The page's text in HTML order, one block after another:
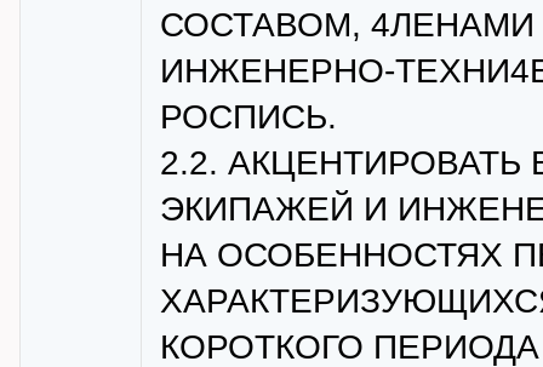
СОСТАВОМ,
ИНЖЕНЕРНО-
РОСПИСЬ.
2.2.
ЭКИПАЖЕЙ И
НА ОСОБЕННОСТЯХ
КОРОТКОГО